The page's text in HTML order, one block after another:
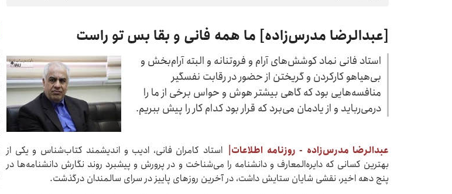
[عبدالرضا مدرس‌زاده] ما همه فانی و بقا بس تو راست
استاد فانی نماد کوشش‌های آرام و فروتنانه و البته آرام‌بخش و
بی‌هیاهو کارکردن و گریختن از حضور در رقابت نفسگیر
منافسه‌هایی بود که گاهی بیشتر هوش و حواس برخی از ما را
درمی‌رباید و از یادمان می‌برد که قرار بود کدام کار را پیش ببریم.
عبدالرضا مدرس‌زاده - روزنامه اطلاعات|استاد کامران فانی، ادیب و اندیشمند کتاب‌شناس و یکی از
بهترین کسانی که دایره‌المعارف و دانشنامه را می‌شناخت و در پرورش و پیشبرد روند نگارش دانشنامه‌ها در
پنج دهه اخیر، نقشی شایان ستایش داشت، در آخرین روزهای پاییز در سرای سالمندان درگذشت.